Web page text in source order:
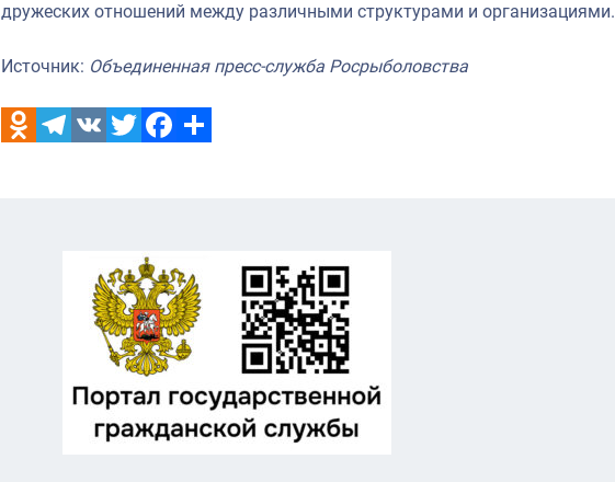
дружеских отношений между различными структурами и организациями.
Источник: Объединенная пресс-служба Росрыболовства